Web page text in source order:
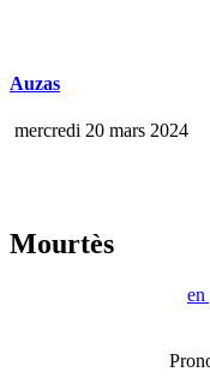
Auzas
mercredi 20 mars 2024
Mourtès
en